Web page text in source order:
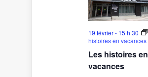
Les histoires en
vacances
19 février - 15 h 30
histoires en vacances